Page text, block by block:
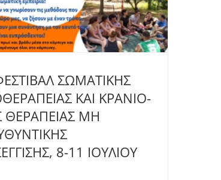
ΣΩΜΑΤΙΚΗΣ
ΚΑΙ ΚΡΑΝΙΟ-
ΘΕΡΑΠΕΙΑΣ ΜΗ
8-11 ΙΟΥΛΙΟΥ